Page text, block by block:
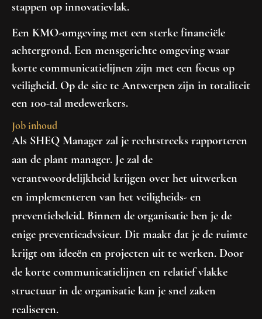
stappen op innovatievlak.
Een KMO-omgeving met een sterke financiële
achtergrond. Een mensgerichte omgeving waar
korte communicatielijnen zijn met een focus op
veiligheid. Op de site te Antwerpen zijn in totaliteit
een 100-tal medewerkers.
Job inhoud
Als SHEQ Manager zal je rechtstreeks rapporteren
aan de plant manager. Je zal de
verantwoordelijkheid krijgen over het uitwerken
en implementeren van het veiligheids- en
preventiebeleid. Binnen de organisatie ben je de
enige preventieadvsieur. Dit maakt dat je de ruimte
krijgt om ideeën en projecten uit te werken. Door
de korte communicatielijnen en relatief vlakke
structuur in de organisatie kan je snel zaken
realiseren.